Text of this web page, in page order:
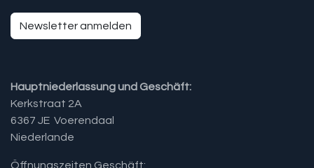
Newsletter anmelden
Hauptniederlassung und Geschäft:
Kerkstraat 2A
6367 JE Voerendaal
Niederlande
Öffnungszeiten Geschäft: